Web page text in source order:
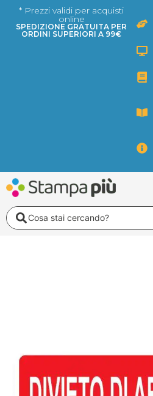
* Prezzi validi per acquisti
online
SPEDIZIONE GRATUITA PER
ORDINI SUPERIORI A 99€
Search